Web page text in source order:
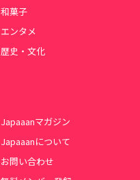
和菓子
エンタメ
歴史・文化
Japaaanマガジン
Japaaanについて
お問い合わせ